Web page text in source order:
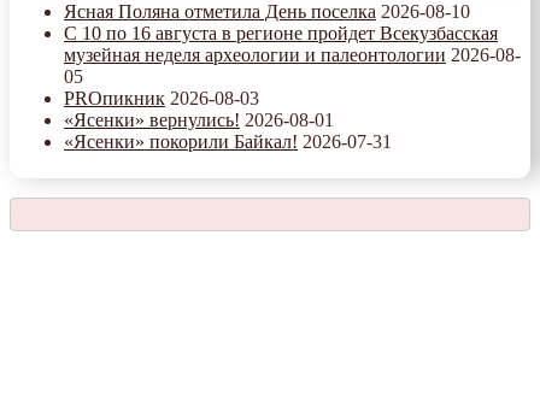
Ясная Поляна отметила День поселка 2026-08-10
С 10 по 16 августа в регионе пройдет Всекузбасская
музейная неделя археологии и палеонтологии 2026-08-
05
PROпикник 2026-08-03
«Ясенки» вернулись! 2026-08-01
«Ясенки» покорили Байкал! 2026-07-31